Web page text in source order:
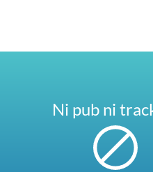
Ni pub ni